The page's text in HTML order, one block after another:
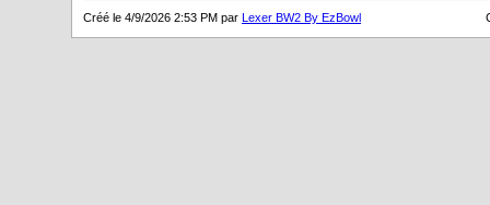
Créé le 4/9/2026 2:53 PM par Lexer BW2 By EzBowl